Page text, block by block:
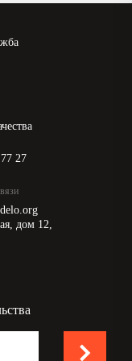
27
дом 12,